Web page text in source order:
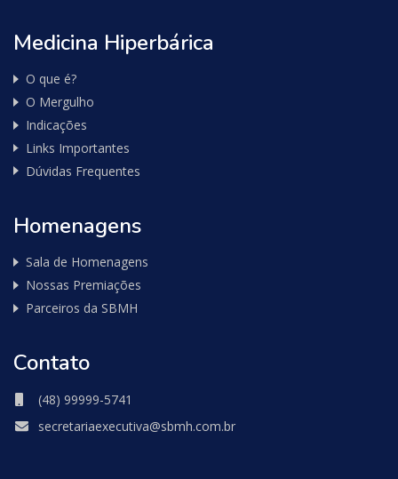
Medicina Hiperbárica
O que é?
O Mergulho
Indicações
Links Importantes
Dúvidas Frequentes
Homenagens
Sala de Homenagens
Nossas Premiações
Parceiros da SBMH
Contato
(48) 99999-5741
secretariaexecutiva@sbmh.com.br